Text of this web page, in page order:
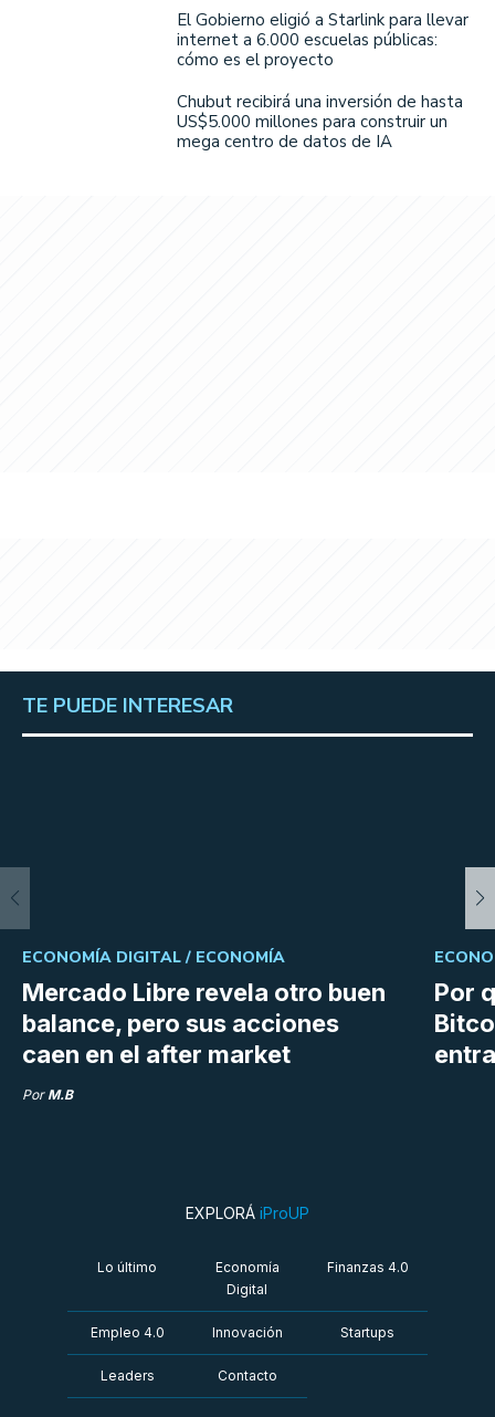
El Gobierno eligió a Starlink para llevar
internet a 6.000 escuelas públicas:
cómo es el proyecto
Chubut recibirá una inversión de hasta
US$5.000 millones para construir un
mega centro de datos de IA
TE PUEDE INTERESAR
Mercado Libre revela otro buen
balance, pero sus acciones
caen en el after market
ECONOMÍA DIGITAL / ECONOMÍA
Por M.B
Por
EXPLORÁ iProUP
Lo último
Economía
Digital
Finanzas 4.0
Empleo 4.0 Innovación Startups
Leaders Contacto